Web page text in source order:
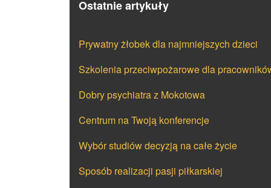
Ostatnie artykuły
Prywatny żłobek dla najmniejszych dzieci
Szkolenia przeciwpożarowe dla
Dobry psychiatra z Mokotowa
Centrum na Twoją konferencje
Wybór studiów decyzją na całe życie
Sposób realizacji pasji piłkarskiej